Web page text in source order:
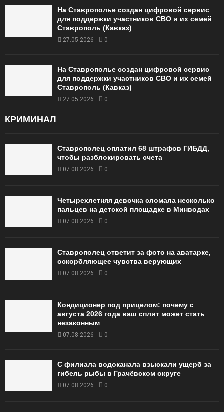
На Ставрополье создан цифровой сервис
для поддержки участников СВО и их семей
Ставрополь (Кавказ)
27.05.2026 0
На Ставрополье создан цифровой сервис
для поддержки участников СВО и их семей
Ставрополь (Кавказ)
27.05.2026 0
КРИМИНАЛ
Ставрополец оплатил 68 штрафов ГИБДД,
чтобы разблокировать счета
07.08.2026 0
Четырехлетняя девочка сломала несколько
пальцев на детской площадке в Минводах
07.08.2026 0
Ставрополец ответит за фото на аватарке,
оскорбляющее чувства верующих
07.08.2026 0
Кондиционер под прицелом: почему с
августа 2026 года ваш сплит может стать
незаконным
07.08.2026 0
С филиала водоканала взыскали ущерб за
гибель рыбы в Грачёвском округе
07.08.2026 0